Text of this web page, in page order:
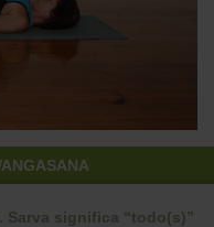
Sarva significa “todo(s)”